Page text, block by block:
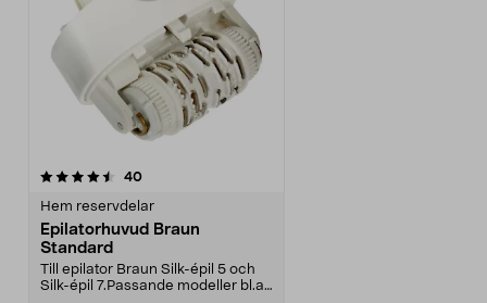
40recensioner
Hem reservdelar
Epilatorhuvud Braun
Standard
Till epilator Braun Silk-épil 5 och
Silk-épil 7.Passande modeller bl.a: